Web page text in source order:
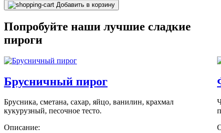
Количество
товара
Пирог
с
шоколадом
орехами
Добавить в корзину
Попробуйте наши лучшие сладкие
пироги
Брусничный пирог
Брусника, сметана, сахар, яйцо, ванилин, крахмал
кукурузный, песочное тесто.
Описание: